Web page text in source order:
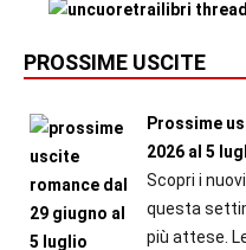
PROSSIME USCITE
Prossime
2026 al 5
Scopri i
questa
più attese.